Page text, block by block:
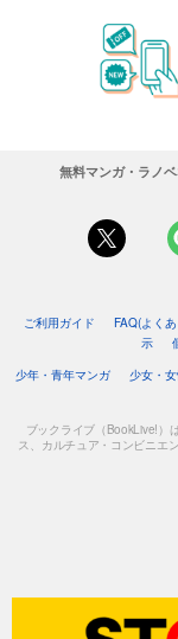
無料マンガ・ラノ
ご利用ガイド FAQ(よく
示
少年・青年マンガ
少女・
ブックライブ（BookLive!）
ス、カルチュア・コンビニエ